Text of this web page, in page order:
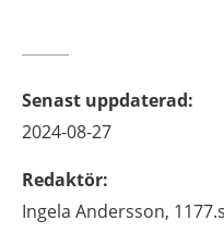
Senast uppdaterad:
2024-08-27
Redaktör:
Ingela Andersson,